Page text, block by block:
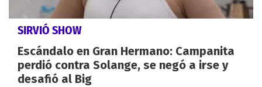
SIRVIÓ SHOW
Escándalo en Gran Hermano: Campanita
perdió contra Solange, se negó a irse y
desafió al Big